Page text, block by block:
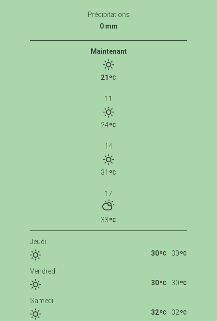
Précipitations
0 mm
Maintenant
21
11
24
14
31
17
33
Jeudi
30
30
Vendredi
30
30
Samedi
32
32